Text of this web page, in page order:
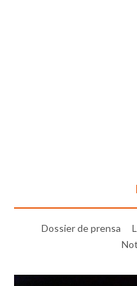
Dossier de prensa